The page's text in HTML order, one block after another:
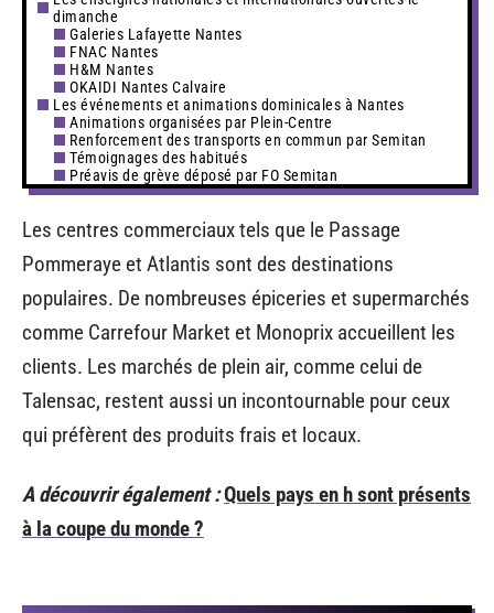
dimanche
Galeries Lafayette Nantes
FNAC Nantes
H&M Nantes
OKAIDI Nantes Calvaire
Les événements et animations dominicales à Nantes
Animations organisées par Plein-Centre
Renforcement des transports en commun par Semitan
Témoignages des habitués
Préavis de grève déposé par FO Semitan
Les centres commerciaux tels que le Passage
Pommeraye et Atlantis sont des destinations
populaires. De nombreuses épiceries et supermarchés
comme Carrefour Market et Monoprix accueillent les
clients. Les marchés de plein air, comme celui de
Talensac, restent aussi un incontournable pour ceux
qui préfèrent des produits frais et locaux.
A découvrir également :Quels pays en h sont présents
à la coupe du monde ?